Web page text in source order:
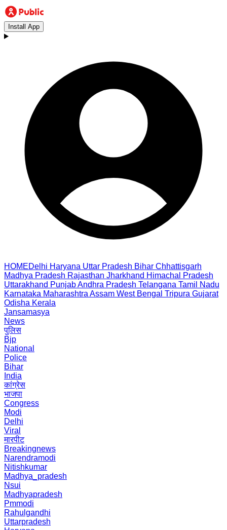
Install App
HOMEDelhi Haryana Uttar Pradesh Bihar Chhattisgarh
Madhya Pradesh Rajasthan Jharkhand Himachal Pradesh
Uttarakhand PunjabAndhra Pradesh Telangana Tamil Nadu
Karnataka Maharashtra Assam West Bengal Tripura Gujarat
Odisha Kerala
Jansamasya
News
पुलिस
Bjp
National
Police
Bihar
India
कांग्रेस
भाजपा
Congress
Modi
Delhi
Viral
मारपीट
Breakingnews
Narendramodi
Nitishkumar
Madhya_pradesh
Nsui
Madhyapradesh
Pmmodi
Rahulgandhi
Uttarpradesh